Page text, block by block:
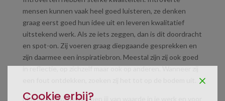
mensen kunnen vaak heel goed luisteren, ze denken
graag eerst goed hun idee uit en leveren kwalitatief
uitstekend werk. Als ze iets zeggen, dan is dit doordracht
en spot-on. Zij voeren graag diepgaande gesprekken en
zijn daarmee een inspiratiebron. Meestal zijn zij ook goed
in reflectie, op zichzelf maar ook op anderen. Wanneer zij
Met jouw kwaliteiten ben jij van waarde in je werk en voor
Cookie erbij?